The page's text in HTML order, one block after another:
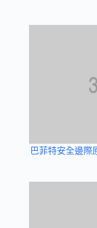
巴菲特安全邊際